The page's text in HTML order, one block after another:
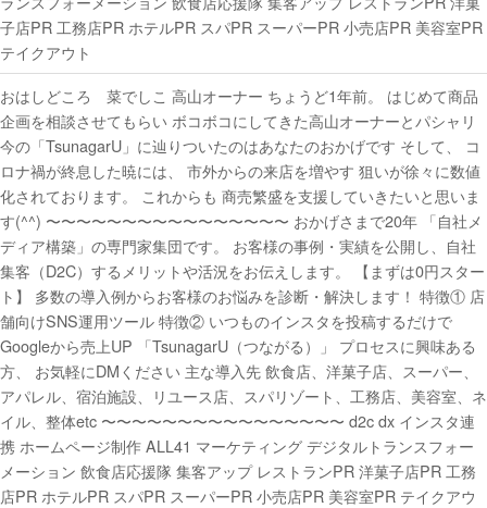
子店PR 工務店PR ホテルPR スパPR スーパーPR 小売店PR 美容室PR
テイクアウト
おはしどころ 菜でしこ 高山オーナー ちょうど1年前。 はじめて商品
企画を相談させてもらい ボコボコにしてきた高山オーナーとパシャリ
今の「TsunagarU」に辿りついたのはあなたのおかげです そして、 コ
ロナ禍が終息した暁には、 市外からの来店を増やす️ 狙いが徐々に数値
化されております。 これからも 商売繁盛を支援していきたいと思いま
す(^^) 〜〜〜〜〜〜〜〜〜〜〜〜〜〜〜〜 おかげさまで20年 「自社メ
ディア構築」の専門家集団です。 お客様の事例・実績を公開し、自社
集客（D2C）するメリットや活況をお伝えします。 【まずは0円スター
ト】 多数の導入例からお客様のお悩みを診断・解決します！ 特徴① 店
舗向けSNS運用ツール 特徴② いつものインスタを投稿するだけで
Googleから売上UP 「TsunagarU（つながる）」 プロセスに興味ある
方、 お気軽にDMください 主な導入先 飲食店、洋菓子店、スーパー、
アパレル、宿泊施設、リユース店、スパリゾート、工務店、美容室、ネ
イル、整体etc 〜〜〜〜〜〜〜〜〜〜〜〜〜〜〜〜 d2c dx インスタ連
携 ホームページ制作 ALL41 マーケティング デジタルトランスフォー
メーション 飲食店応援隊 集客アップ レストランPR 洋菓子店PR 工務
店PR ホテルPR スパPR スーパーPR 小売店PR 美容室PR テイクアウ